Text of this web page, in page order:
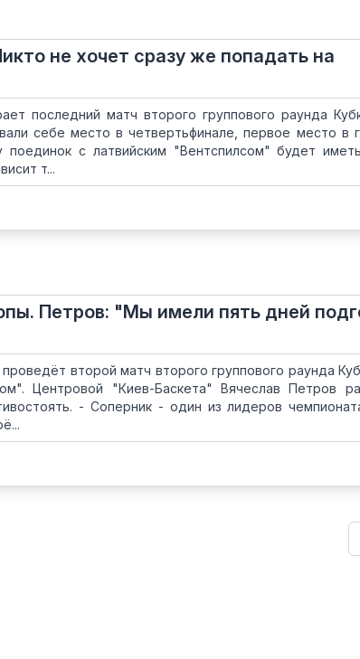
не хочет сразу же попадать на
последний матч второго группового раунда
себе место в четвертьфинале, первое место в
поединок с латвийским "Вентспилсом" будет
т...
Петров: "Мы имели пять дней
второй матч второго группового раунда
Центровой "Киев-Баскета" Вячеслав Петров
- Соперник - один из лидеров